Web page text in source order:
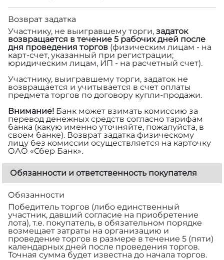
Возврат задатка
Участнику, не выигравшему торги, задаток
возвращается в течение 5 рабочих дней после
дня проведения торгов (физическим лицам - на
карт-счет, указанный при регистрации;
юридическим лицам, ИП - на расчетный счет).
Участнику, выигравшему торги, задаток не
возвращается и учитывается в счет оплаты
предмета торгов по договору купли-продажи.
Внимание! Банк может взимать комиссию за
перевод денежных средств согласно тарифам
банка (какую именно уточняйте, пожалуйста, в
своем банке). Возврат задатка физическому
лицу без комиссии осуществляется на карточку
ОАО «Сбер Банк».
Обязанности и ответственность покупателя
Обязанности
Победитель торгов (либо единственный
участник, давший согласие на приобретение
лота), т.е. покупатель, в обязательном порядке
возмещает затраты на организацию и
проведение торгов в размере в течение 5 (пяти)
календарных дней после проведения торгов.
Точная сумма будет известна до начала торгов.